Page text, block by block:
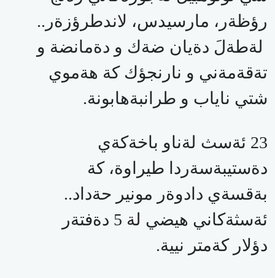
رؤظةر، مارسيدس، لاندطرؤزةر..
لةطةلَ دةيان ضةك و دةمانضة و
تةقةمةني و نارنجؤك كة هةموي
شتي ناياب و طرانبةهابونة.
23 ئةسث لةناو باخةكةي
دةستيبةسةردا طيراوة، كة
بةقسةي دادوةر مونير حةداد..
ئةسثةكاني هيضي لة 5 دةفتةر
دؤلار كةمتر نيية.